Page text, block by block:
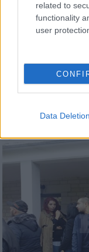
related to
functionality
user
Data Deletion
πάνε στους
Η ελληνική
προσαγωγές